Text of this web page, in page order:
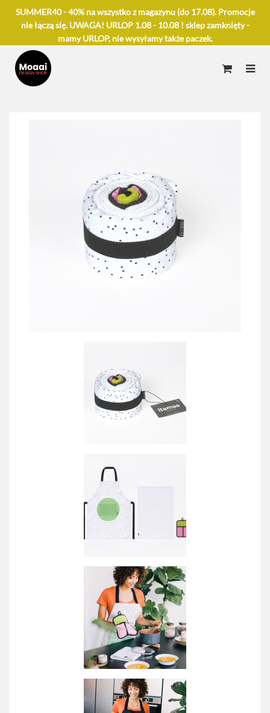
SUMMER40 - 40% na wszystko z magazynu (do 17.08). Promocje
nie łączą się. UWAGA! URLOP 1.08 - 10.08 ! sklep zamknięty -
mamy URLOP, nie wysyłamy także paczek.